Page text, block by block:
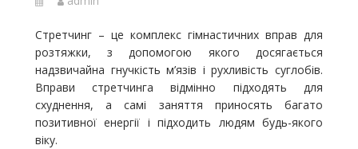
Стретчинг – це комплекс гімнастичних вправ для
розтяжки, з допомогою якого досягається
надзвичайна гнучкість м’язів і рухливість суглобів.
Вправи стретчинга відмінно підходять для
схуднення, а самі заняття приносять багато
позитивної енергії і підходить людям будь-якого
віку.